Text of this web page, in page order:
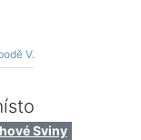
V.
Sviny